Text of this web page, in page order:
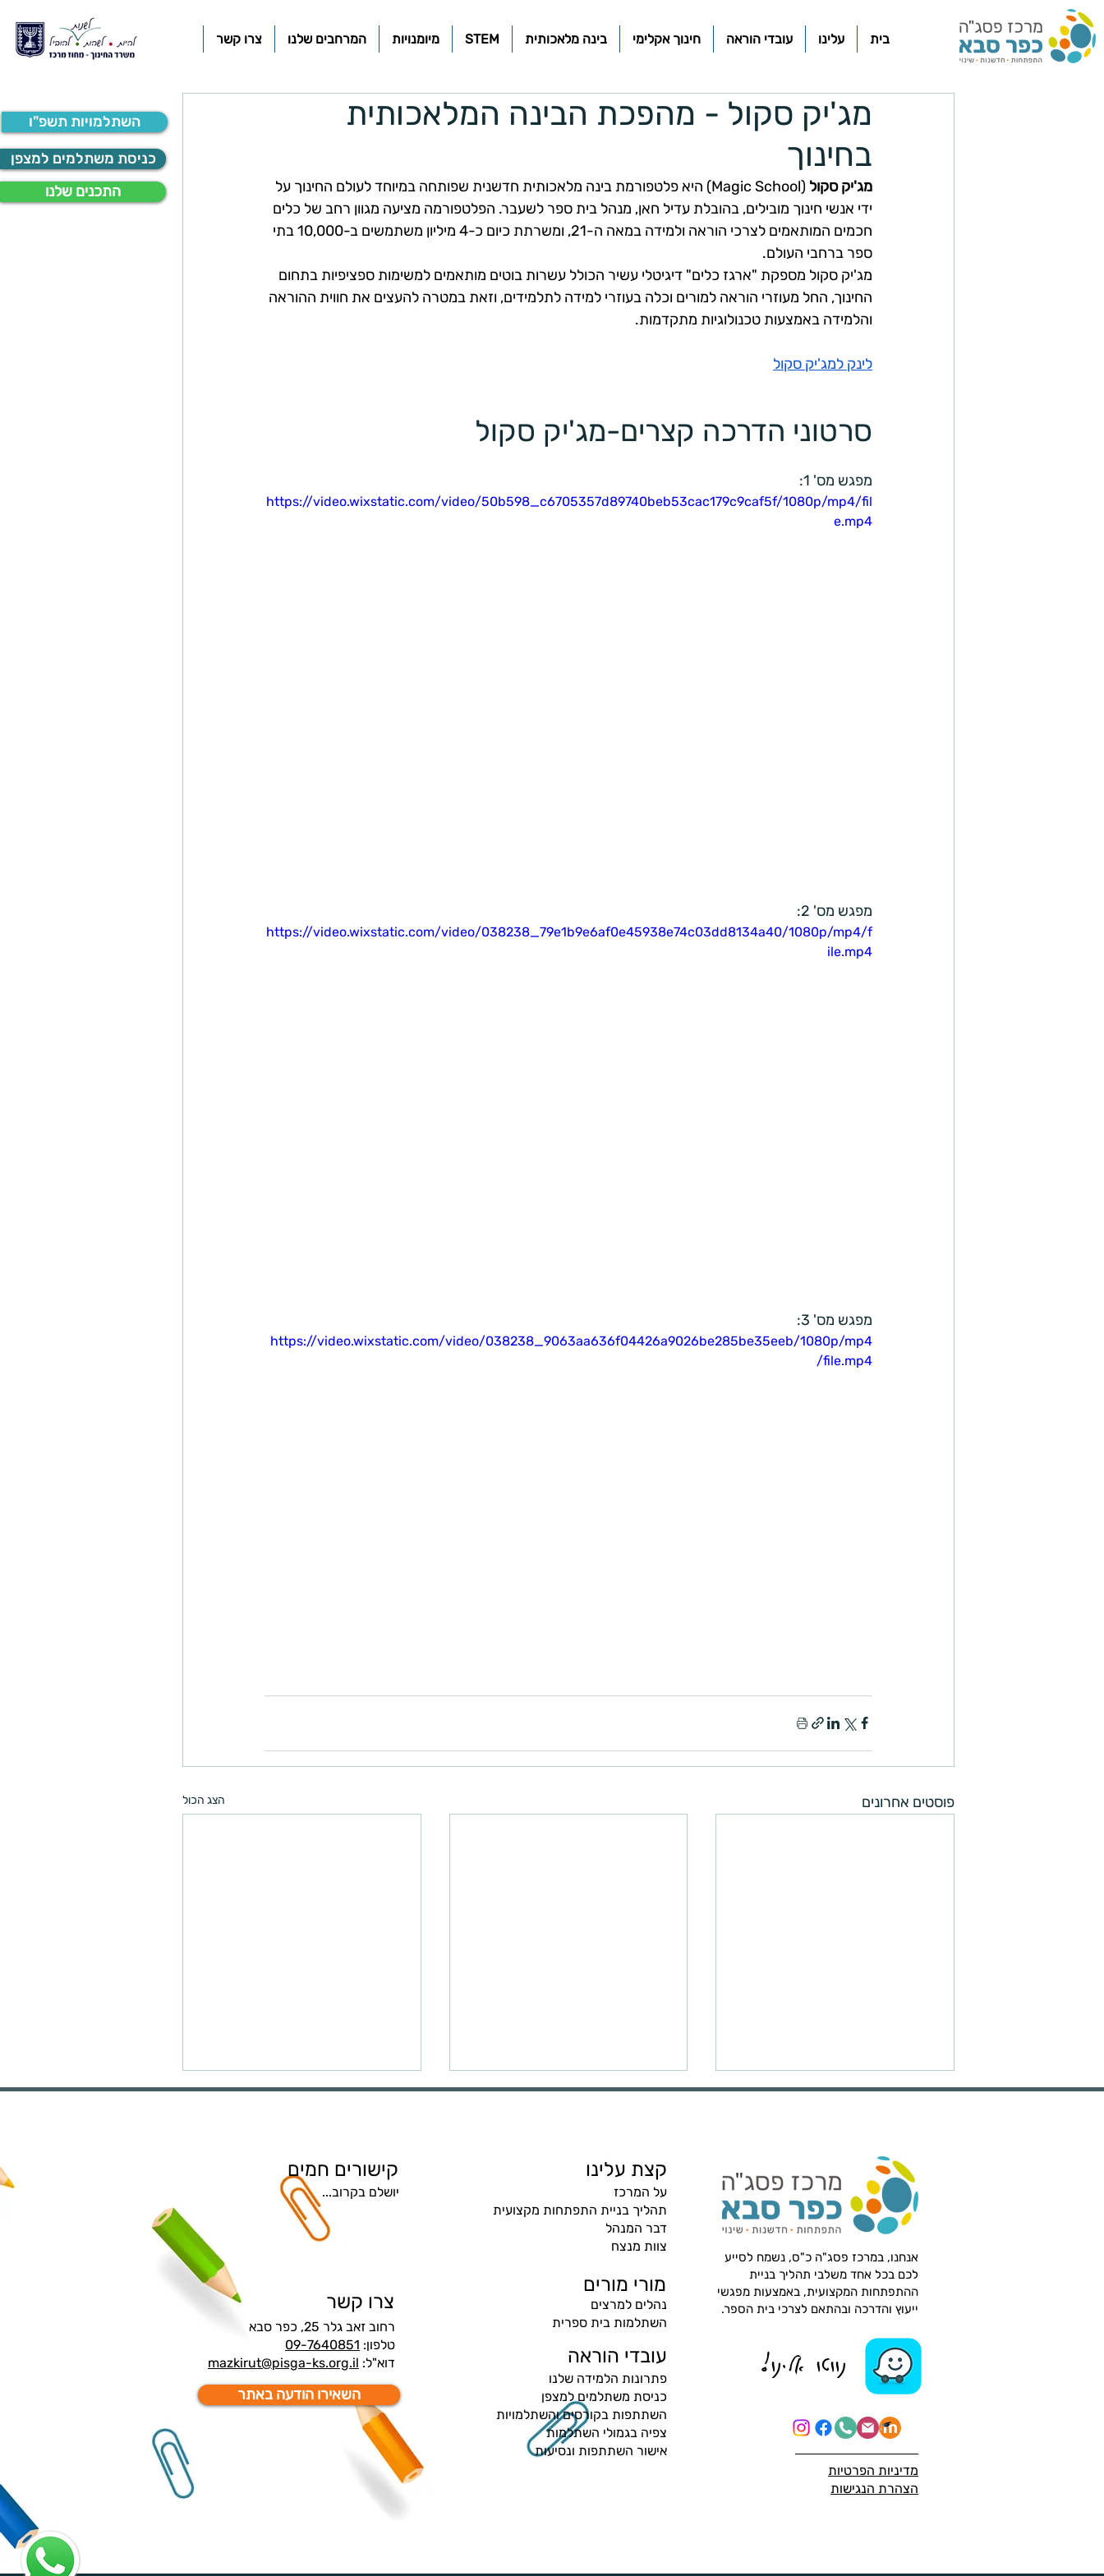
השתלמויות תשפ"ו
כניסת משתלמים למצפן
התכנים שלנו
בית עלינו עובדי הוראה חינוך אקלימי בינה מלאכותית STEM מיומנויות המרחבים שלנו צרו קשר
מג'יק סקול - מהפכת הבינה המלאכותית
בחינוך
מג'יק סקול
(Magic School) היא פלטפורמת בינה מלאכותית חדשנית שפותחה במיוחד לעולם החינוך על
ידי אנשי חינוך מובילים, בהובלת עדיל חאן, מנהל בית ספר לשעבר. הפלטפורמה מציעה מגוון רחב של כלים
חכמים המותאמים לצרכי הוראה ולמידה במאה ה-21, ומשרתת כיום כ-4 מיליון משתמשים ב-10,000 בתי
ספר ברחבי העולם.
מג'יק סקול מספקת "ארגז כלים" דיגיטלי עשיר הכולל עשרות בוטים מותאמים למשימות ספציפיות בתחום
החינוך, החל מעוזרי הוראה למורים וכלה בעוזרי למידה לתלמידים, וזאת במטרה להעצים את חווית ההוראה
והלמידה באמצעות טכנולוגיות מתקדמות.
לינק למג'יק סקול
סרטוני הדרכה קצרים-מג'יק סקול
מפגש מס' 1:
https://video.wixstatic.com/video/50b598_c6705357d89740beb53cac179c9caf5f/1080p/mp4/fil
e.mp4
מפגש מס' 2:
https://video.wixstatic.com/video/038238_79e1b9e6af0e45938e74c03dd8134a40/1080p/mp4/f
ile.mp4
מפגש מס' 3:
https://video.wixstatic.com/video/038238_9063aa636f04426a9026be285be35eeb/1080p/mp4
/file.mp4
פוסטים אחרונים הצג הכול
קורס AI למתחילים בקמפוס IL
פרקטיקות בינה מלאכותית באתר
משרד החינוך
רשימת כלי AI
קישורים חמים
יושלם בקרוב...
צרו קשר
רחוב זאב גלר 25, כפר סבא
טלפון: 09-7640851
דוא"ל: mazkirut@pisga-ks.org.il
השאירו הודעה באתר
קצת עלינו
​על המרכז
תהליך בניית התפתחות מקצועית
דבר המנהל
צוות מנצח
מורי מורים
נהלים למרצים
השתלמות בית ספרית
עובדי הוראה
פתרונות הלמידה שלנו
כניסת משתלמים למצפן
השתתפות בקורסים והשתלמויות
צפיה בגמולי השתלמות
אישור השתתפות ונסיעות
אנחנו, במרכז פסג"ה כ"ס, נשמח לסייע
לכם בכל אחד משלבי תהליך בניית
ההתפתחות המקצועית, באמצעות מפגשי
ייעוץ והדרכה ובהתאם לצרכי בית הספר.
נווטו אלינו!
מדיניות הפרטיות
הצהרת הנגישות